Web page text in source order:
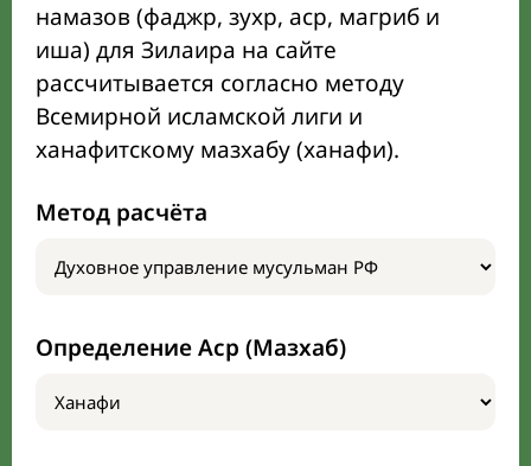
намазов (фаджр, зухр, аср, магриб и
иша) для Зилаира на сайте
рассчитывается согласно методу
Всемирной исламской лиги и
ханафитскому мазхабу (ханафи).
Метод расчёта
Определение Аср (Мазхаб)